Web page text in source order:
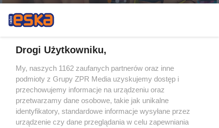
Drogi Użytkowniku,
My, naszych 1162 zaufanych partnerów oraz inne
podmioty z Grupy ZPR Media uzyskujemy dostęp i
przechowujemy informacje na urządzeniu oraz
przetwarzamy dane osobowe, takie jak unikalne
identyfikatory, standardowe informacje wysyłane przez
urządzenie czy dane przeglądania w celu zapewniania